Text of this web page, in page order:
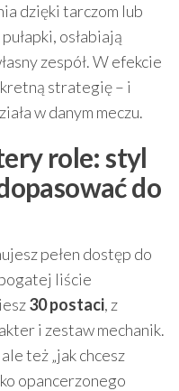
dzięki tarczom lub
osłabiają
zespół. W efekcie
strategię – i
w danym meczu.
role: styl
do
pełen dostęp do
liście
30 postaci, z
i zestaw mechanik.
też „jak chcesz
opancerzonego